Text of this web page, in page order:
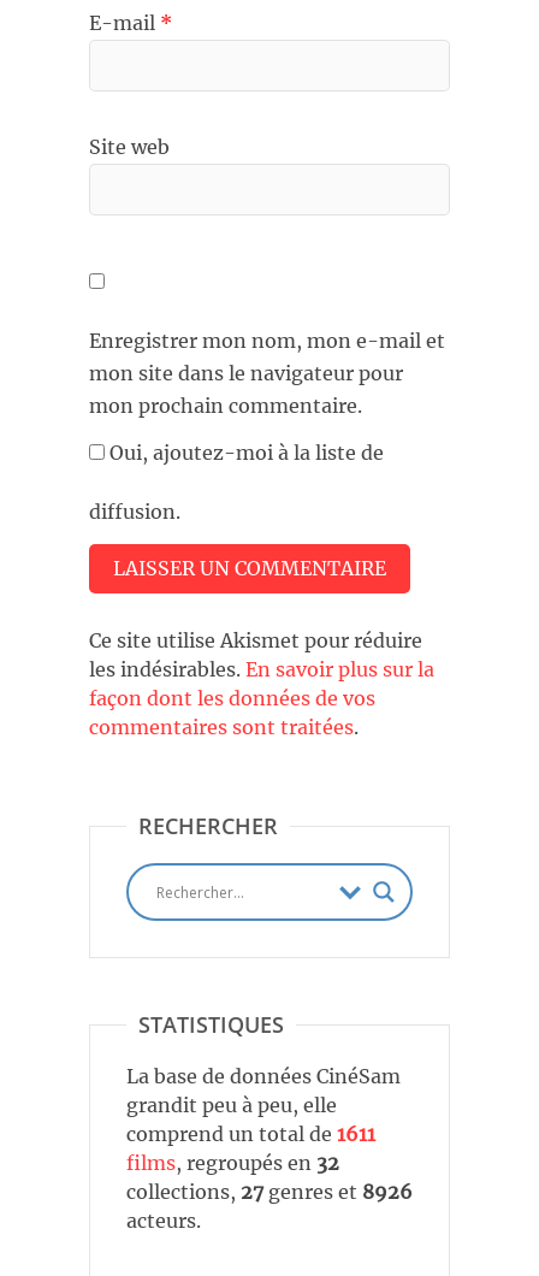
E-mail *
Site web
Enregistrer mon nom, mon e-mail et
mon site dans le navigateur pour
mon prochain commentaire.
Oui, ajoutez-moi à la liste de
diffusion.
Ce site utilise Akismet pour réduire
les indésirables. En savoir plus sur la
façon dont les données de vos
commentaires sont traitées.
RECHERCHER
STATISTIQUES
La base de données CinéSam
grandit peu à peu, elle
comprend un total de 1611
films, regroupés en 32
collections, 27genres et 8926
acteurs.